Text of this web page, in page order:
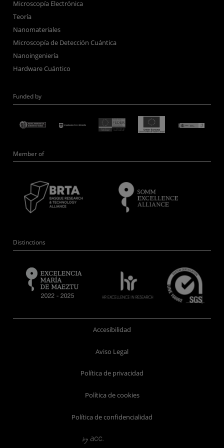
Microscopía Electrónica
Teoría
Nanomateriales
Microscopía de Detección Cuántica
Nanoingeniería
Hardware Cuántico
Funded by
Member of
Distinctions
Accesibilidad
Aviso Legal
Política de privacidad
Política de cookies
Política de confidencialidad